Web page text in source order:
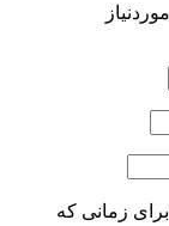
زمانی که